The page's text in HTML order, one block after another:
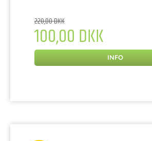
220,00 DKK
100,00 DKK
INFO